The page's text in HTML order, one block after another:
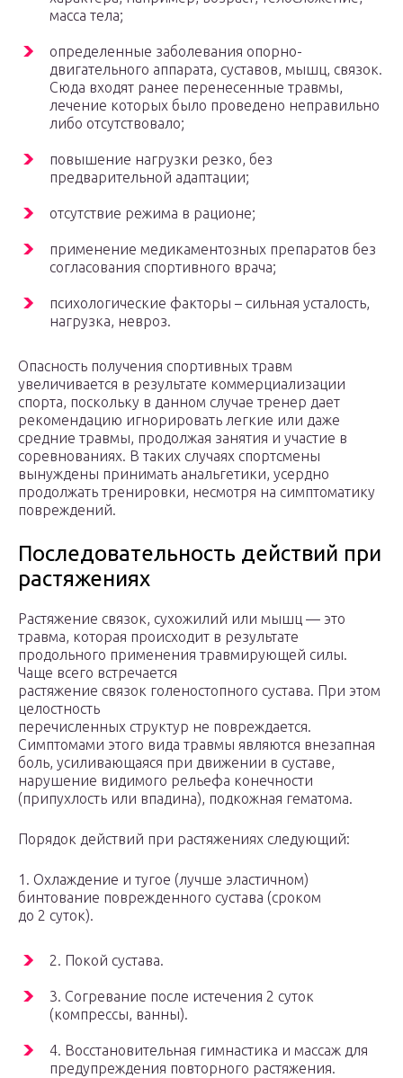
масса тела;
определенные заболевания опорно-
двигательного аппарата, суставов, мышц, связок.
Сюда входят ранее перенесенные травмы,
лечение которых было проведено неправильно
либо отсутствовало;
повышение нагрузки резко, без
предварительной адаптации;
отсутствие режима в рационе;
применение медикаментозных препаратов без
согласования спортивного врача;
психологические факторы – сильная усталость,
нагрузка, невроз.
Опасность получения спортивных травм
увеличивается в результате коммерциализации
спорта, поскольку в данном случае тренер дает
рекомендацию игнорировать легкие или даже
средние травмы, продолжая занятия и участие в
соревнованиях. В таких случаях спортсмены
вынуждены принимать анальгетики, усердно
продолжать тренировки, несмотря на симптоматику
повреждений.
Последовательность действий при
растяжениях
Растяжение связок, сухожилий или мышц — это
травма, которая происходит в результате
продольного применения травмирующей силы.
Чаще всего встречается
растяжение связок голеностопного сустава. При этом
целостность
перечисленных структур не повреждается.
Симптомами этого вида травмы являются внезапная
боль, усиливающаяся при движении в суставе,
нарушение видимого рельефа конечности
(припухлость или впадина), подкожная гематома.
Порядок действий при растяжениях следующий:
1. Охлаждение и тугое (лучше эластичном)
бинтование поврежденного сустава (сроком
до 2 суток).
2. Покой сустава.
3. Согревание после истечения 2 суток
(компрессы, ванны).
4. Восстановительная гимнастика и массаж для
предупреждения повторного растяжения.